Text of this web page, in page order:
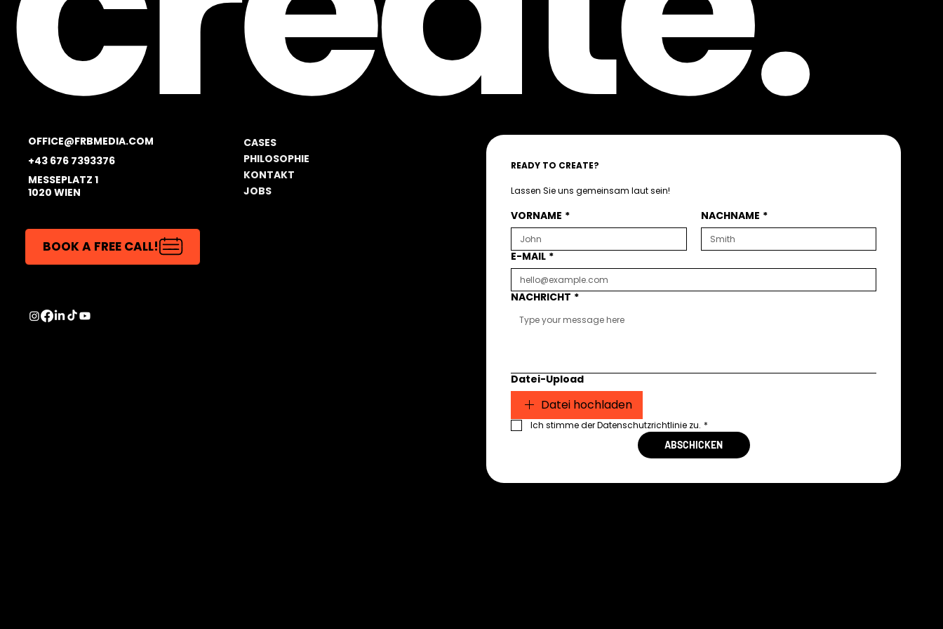
OFFICE@FRBMEDIA.COM
+43 676 7393376
MESSEPLATZ 1
1020 WIEN
BOOK A FREE CALL!
CASES
PHILOSOPHIE
KONTAKT
JOBS
READY TO CREATE?
Lassen Sie uns gemeinsam laut sein!
VORNAME * NACHNAME *
E-MAIL *
NACHRICHT *
Datei-Upload
Datei hochladen
Ich stimme der Datenschutzrichtlinie zu. *
ABSCHICKEN